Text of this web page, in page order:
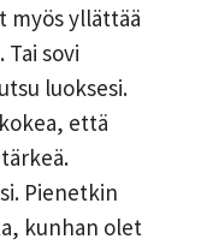
myös yllättää
sovi
luoksesi.
että
Pienetkin
kunhan olet